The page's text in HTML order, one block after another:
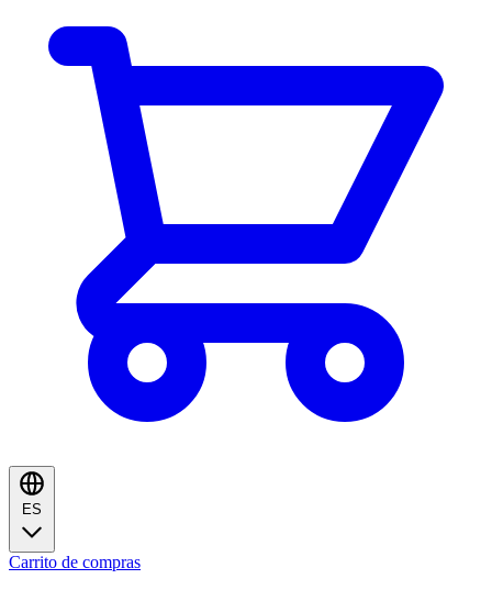
ES
Carrito de compras